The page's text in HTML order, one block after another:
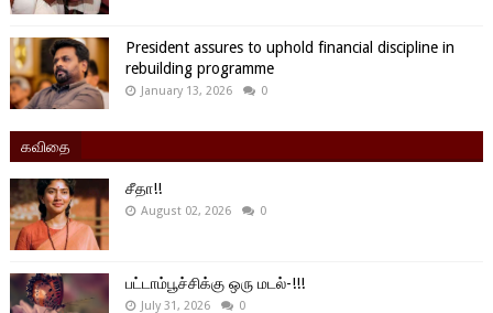
President assures to uphold financial discipline in
rebuilding programme
January 13, 2026 0
கவிதை
சீதா!!
August 02, 2026 0
பட்டாம்பூச்சிக்கு ஒரு மடல்-!!!
July 31, 2026 0